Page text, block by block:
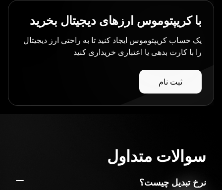
با کریپتوموس ارزهای دیجیتال بخرید
یک حساب کریپتوموس ایجاد کنید تا به راحتی ارز دیجیتال
را با کارت بدهی یا اعتباری خریداری کنید
ثبت نام
سوالات متداول
نرخ تبدیل چیست؟